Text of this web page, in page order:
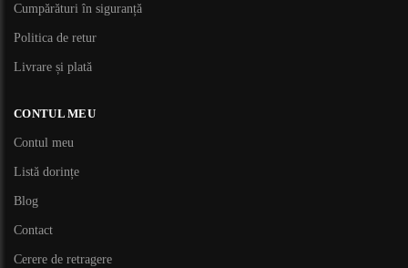
Cumpărături în siguranță
Politica de retur
Livrare și plată
CONTUL MEU
Contul meu
Listă dorințe
Blog
Contact
Cerere de retragere